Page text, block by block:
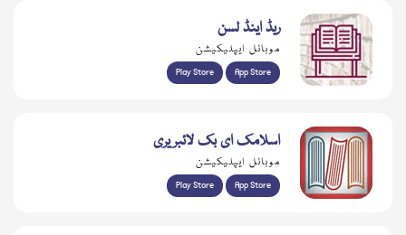
ریڈ اینڈ لسن
موبائل ایپلیکیشن
Play Store App Store
اسلامک ای بک لائبریری
موبائل ایپلیکیشن
Play Store App Store